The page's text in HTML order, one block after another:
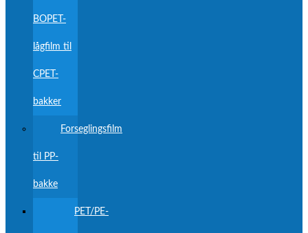
BOPET-
lågfilm til
CPET-
bakker
Forseglingsfilm
til PP-
bakke
PET/PE-